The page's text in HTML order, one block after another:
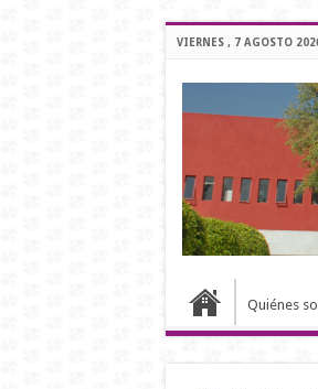
VIERNES , 7 AGOSTO
Quiénes